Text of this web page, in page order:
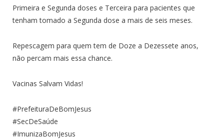
Primeira e Segunda doses e Terceira para pacientes que
tenham tomado a Segunda dose a mais de seis meses.
Repescagem para quem tem de Doze a Dezessete anos,
não percam mais essa chance.
Vacinas Salvam Vidas!
#PrefeituraDeBomJesus
#SecDeSaúde
#ImunizaBomJesus